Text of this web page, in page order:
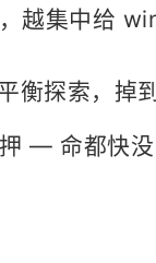
，越集中给
衡探索，掉
— 命都快